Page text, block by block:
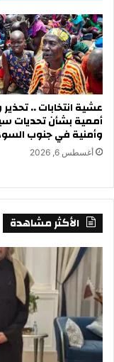
عشية انتخابات ..
أممية بشأن تحديات
وأمنية في جنوب
أغسطس 6, 2026
الأكثر مشاهدة